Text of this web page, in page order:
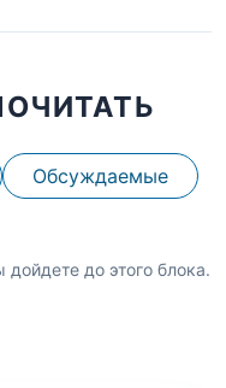
Обсуждаемые
дойдете до этого блока.